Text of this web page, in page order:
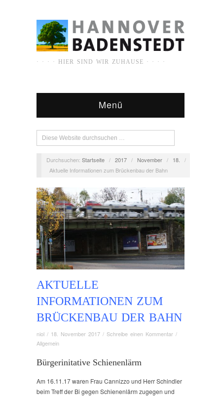
· · · · HIER SIND WIR ZUHAUSE · · · ·
Menü
Durchsuchen: Startseite / 2017 / November / 18.
/
Aktuelle Informationen zum Brückenbau der Bahn
AKTUELLE
INFORMATIONEN ZUM
BRÜCKENBAU DER BAHN
niol / 18. November 2017 / Schreibe einen Kommentar /
Allgemein
Bürgerinitative Schienenlärm
Am 16.11.17 waren Frau Cannizzo und Herr Schindler
beim Treff der Bi gegen Schienenlärm zugegen und